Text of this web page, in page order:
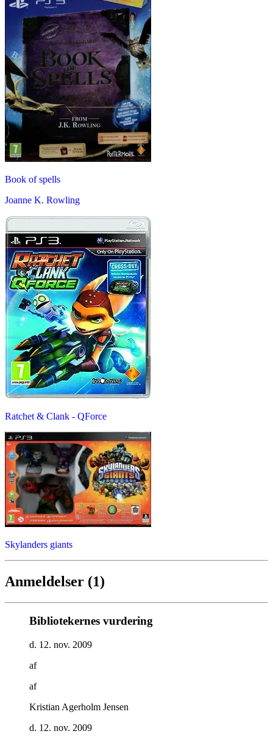
Book of spells
Joanne K. Rowling
Ratchet & Clank - QForce
Skylanders giants
Anmeldelser (1)
Bibliotekernes vurdering
d. 12. nov. 2009
af
af
Kristian Agerholm Jensen
d. 12. nov. 2009